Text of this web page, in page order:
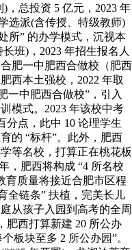
，总投资 5 亿元，2023 年
选派(含传授、特级教师)
所” 的办学模式，沉视本
班)，2023 年招生报名人
肥一中肥西合做校（肥西
西本土强校，2022 年取
一中肥西合做校”，引入
模式。2023 年该校中考
分点，此中 10 论理学生
的 “标杆”。此外，肥西
等名校，打算正在桃花板
，肥西将构成 “4 所名校
育质量将接近合肥市区程
全链条” 扶植，完美长儿
从孩子入园到高考的全周
肥西打算新建 20 所公办
板块至多 2 所公办园”。